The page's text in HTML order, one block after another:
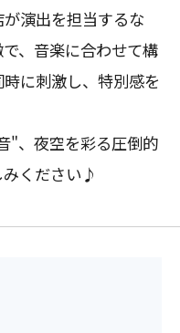
演出を担当するな
、音楽に合わせて構
に刺激し、特別感を
"、夜空を彩る圧倒的
ください♪